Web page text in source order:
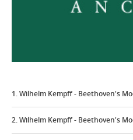
1. Wilhelm Kempff - Beethoven's
2. Wilhelm Kempff - Beethoven's